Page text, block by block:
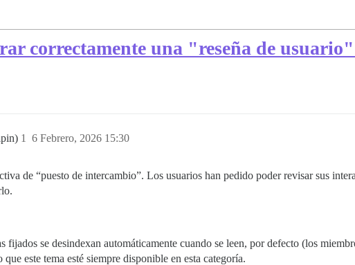
correctamente una "reseña de
6 Febrero, 2026 15:30
1
de “puesto de intercambio”. Los usuarios han pedido poder revisar sus
fijados se desindexan automáticamente cuando se leen, por defecto (los
este tema esté siempre disponible en esta categoría.